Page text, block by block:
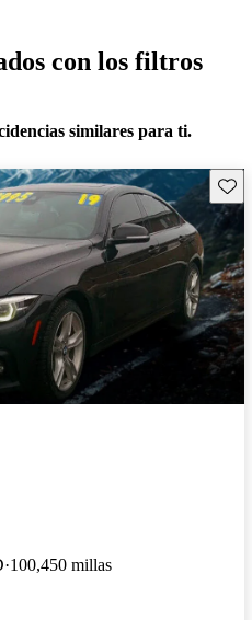
con los filtros
similares para ti.
100,450 millas